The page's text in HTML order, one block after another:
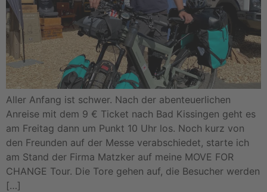
Aller Anfang ist schwer. Nach der abenteuerlichen
Anreise mit dem 9 € Ticket nach Bad Kissingen geht es
am Freitag dann um Punkt 10 Uhr los. Noch kurz von
den Freunden auf der Messe verabschiedet, starte ich
am Stand der Firma Matzker auf meine MOVE FOR
CHANGE Tour. Die Tore gehen auf, die Besucher werden
[…]